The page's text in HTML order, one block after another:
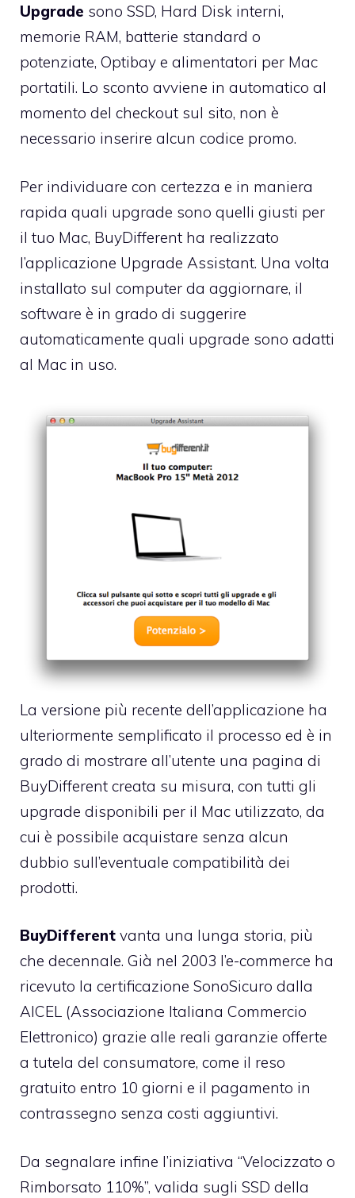
Upgrade sono SSD, Hard Disk interni,
memorie RAM, batterie standard o
potenziate, Optibay e alimentatori per Mac
portatili. Lo sconto avviene in automatico al
momento del checkout sul sito, non è
necessario inserire alcun codice promo.
Per individuare con certezza e in maniera
rapida quali upgrade sono quelli giusti per
il tuo Mac, BuyDifferent ha realizzato
l’applicazione Upgrade Assistant. Una volta
installato sul computer da aggiornare, il
software è in grado di suggerire
automaticamente quali upgrade sono adatti
al Mac in uso.
La versione più recente dell’applicazione ha
ulteriormente semplificato il processo ed è in
grado di mostrare all’utente una pagina di
BuyDifferent creata su misura, con tutti gli
upgrade disponibili per il Mac utilizzato, da
cui è possibile acquistare senza alcun
dubbio sull’eventuale compatibilità dei
prodotti.
BuyDifferent vanta una lunga storia, più
che decennale. Già nel 2003 l’e-commerce ha
ricevuto la certificazione SonoSicuro dalla
AICEL (Associazione Italiana Commercio
Elettronico) grazie alle reali garanzie offerte
a tutela del consumatore, come il reso
gratuito entro 10 giorni e il pagamento in
contrassegno senza costi aggiuntivi.
Da segnalare infine l’iniziativa “Velocizzato o
Rimborsato 110%”, valida sugli SSD della